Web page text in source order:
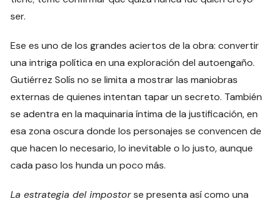
ser.
Ese es uno de los grandes aciertos de la obra: convertir
una intriga política en una exploración del autoengaño.
Gutiérrez Solís no se limita a mostrar las maniobras
externas de quienes intentan tapar un secreto. También
se adentra en la maquinaria íntima de la justificación, en
esa zona oscura donde los personajes se convencen de
que hacen lo necesario, lo inevitable o lo justo, aunque
cada paso los hunda un poco más.
La estrategia del impostorse presenta así como una